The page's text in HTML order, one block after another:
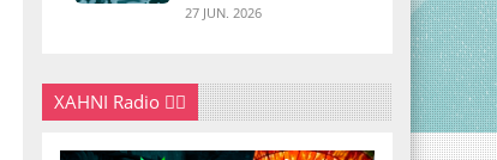
27 JUN. 2026
XAHNI Radio 👇🏽